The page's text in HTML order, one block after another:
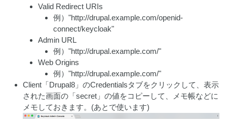
Valid Redirect URIs
例）"http://drupal.example.com/openid-
connect/keycloak"
Admin URL
例）"http://drupal.example.com/"
Web Origins
例）"http://drupal.example.com/"
Client「Drupal8」のCredentialsタブをクリックして、表示
された画面の「secret」の値をコピーして、メモ帳などに
メモしておきます。(あとで使います)